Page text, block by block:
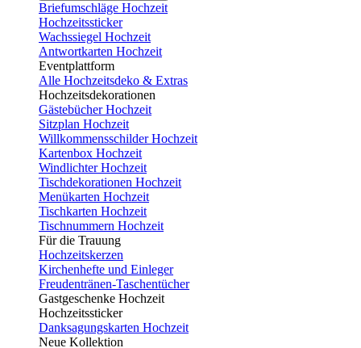
Briefumschläge Hochzeit
Hochzeitssticker
Wachssiegel Hochzeit
Antwortkarten Hochzeit
Eventplattform
Alle Hochzeitsdeko & Extras
Hochzeitsdekorationen
Gästebücher Hochzeit
Sitzplan Hochzeit
Willkommensschilder Hochzeit
Kartenbox Hochzeit
Windlichter Hochzeit
Tischdekorationen Hochzeit
Menükarten Hochzeit
Tischkarten Hochzeit
Tischnummern Hochzeit
Für die Trauung
Hochzeitskerzen
Kirchenhefte und Einleger
Freudentränen-Taschentücher
Gastgeschenke Hochzeit
Hochzeitssticker
Danksagungskarten Hochzeit
Neue Kollektion